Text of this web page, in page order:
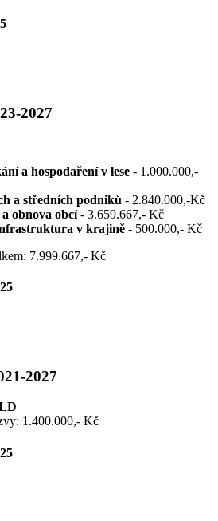
2027
a hospodaření v lese - 1.000.000,-
a středních podniků - 2.840.000,-Kč
obnova obcí- 3.659.667,- Kč
v krajině - 500.000,- Kč
7.999.667,- Kč
2027
1.400.000,- Kč